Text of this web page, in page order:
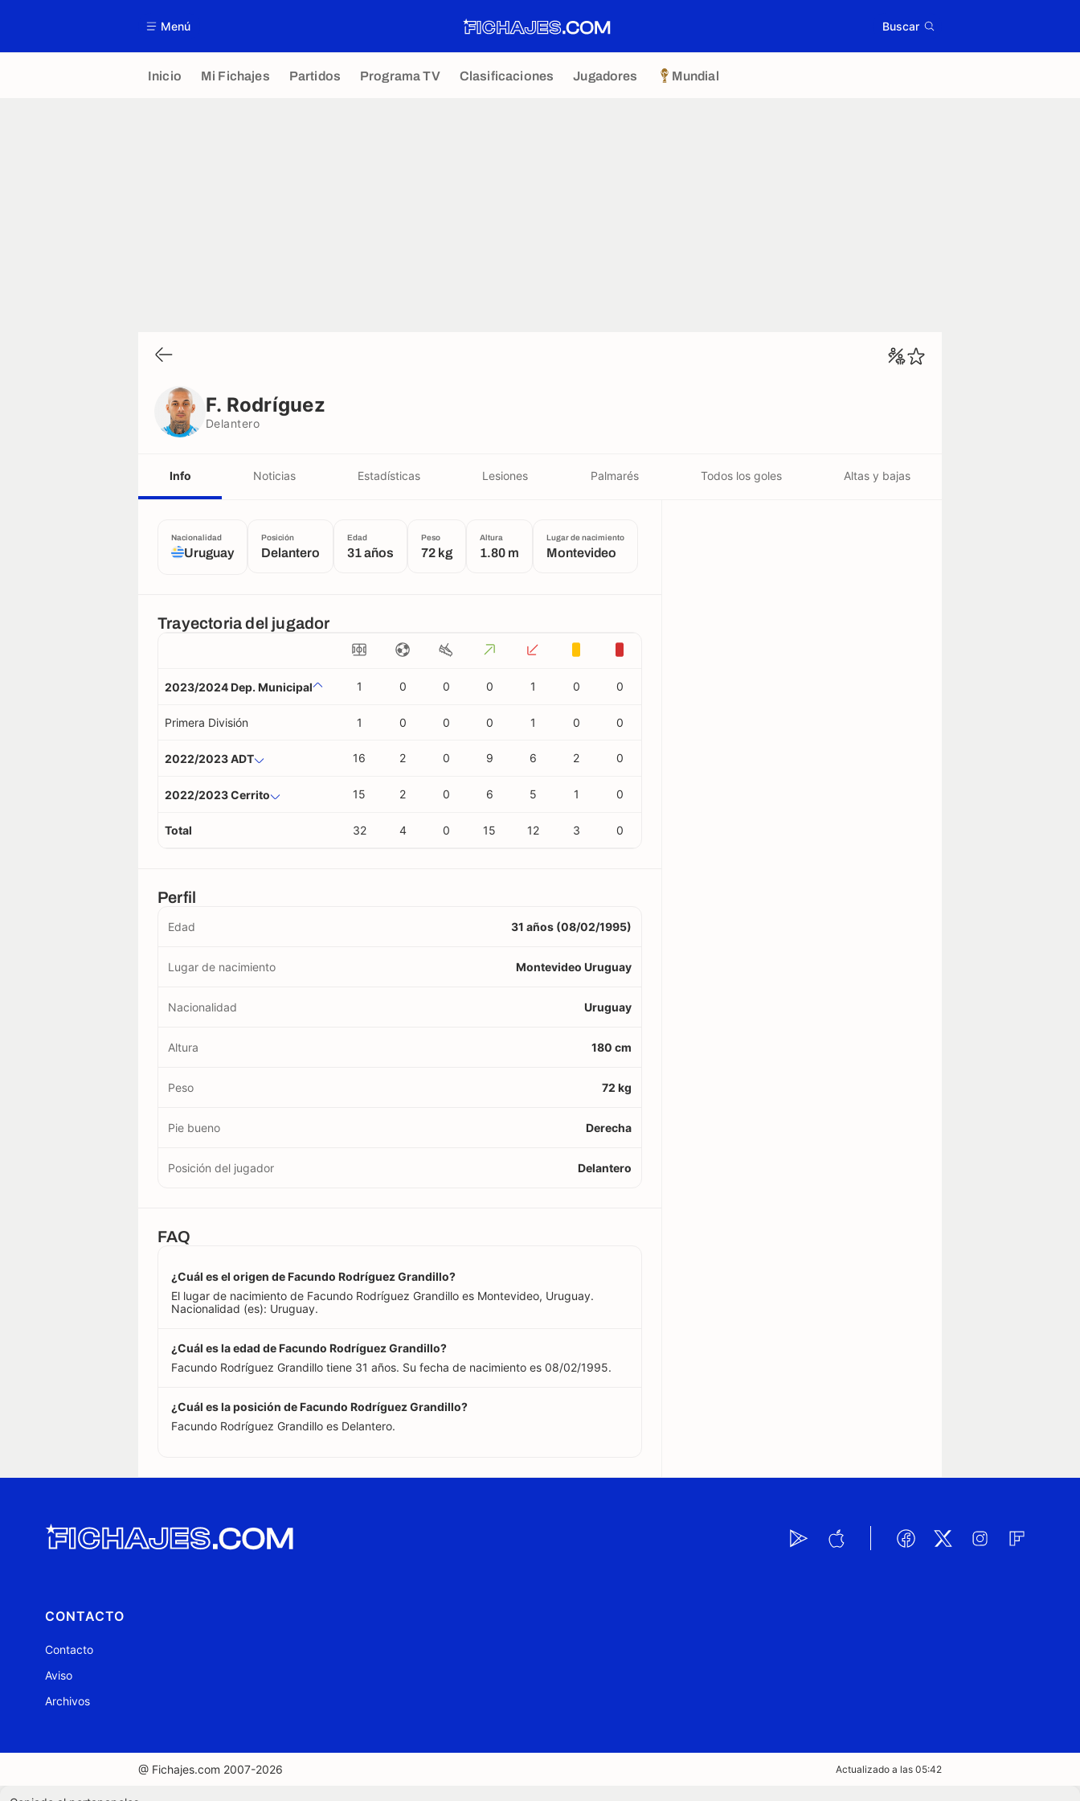
Menú Buscar
Inicio Mi Fichajes Partidos Programa TV Clasificaciones Jugadores Mundial
F. Rodríguez
Delantero
Info Noticias Estadísticas Lesiones Palmarés Todos los goles Altas y bajas
Nacionalidad
Uruguay
Posición
Delantero
Edad
31 años
Peso
72 kg
Altura
1.80 m
Lugar de nacimiento
Montevideo
Trayectoria del jugador
2023/2024 Dep. Municipal 1 0 0 0 1 0 0
Primera División 1 0 0 0 1 0 0
2022/2023 ADT 16 2 0 9 6 2 0
2022/2023 Cerrito 15 2 0 6 5 1 0
Total 32 4 0 15 12 3 0
Perfil
Edad 31 años (08/02/1995)
Lugar de nacimiento Montevideo Uruguay
Nacionalidad Uruguay
Altura 180 cm
Peso 72 kg
Pie bueno Derecha
Posición del jugador Delantero
FAQ
¿Cuál es el origen de Facundo Rodríguez Grandillo?
El lugar de nacimiento de Facundo Rodríguez Grandillo es Montevideo, Uruguay.
Nacionalidad (es): Uruguay.
¿Cuál es la edad de Facundo Rodríguez Grandillo?
Facundo Rodríguez Grandillo tiene 31 años. Su fecha de nacimiento es 08/02/1995.
¿Cuál es la posición de Facundo Rodríguez Grandillo?
Facundo Rodríguez Grandillo es Delantero.
CONTACTO
Contacto
Aviso
Archivos
@ Fichajes.com 2007-2026 Actualizado a las 05:42